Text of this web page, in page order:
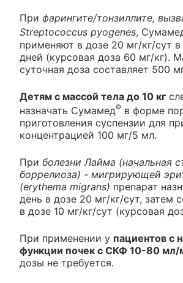
При фарингите/тонзиллите,
Streptococcus pyogenes,
применяют в дозе 20 мг/кг/сут в
дней (курсовая доза 60 мг/кг).
суточная доза составляет 500
Детям с массой тела до 10 кг
назначать Сумамед® в форме
приготовления суспензии для
концентрацией 100 мг/5 мл.
При болезни Лайма (начальная
боррелиоза) - мигрирующей
(erythema migrans) препарат
день в дозе 20 мг/кг/сут, затем
в дозе 10 мг/кг/сут (курсовая
При применении у пациентов с
функции почек с СКФ 10-80 мл/
дозы не требуется.